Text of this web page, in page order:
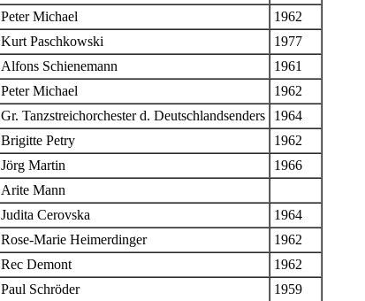
Peter Michael
1962
Kurt Paschkowski
1977
Alfons Schienemann
1961
Peter Michael
1962
Gr. Tanzstreichorchester d. Deutschlandsenders
1964
Brigitte Petry
1962
Jörg Martin
1966
Arite Mann
Judita Cerovska
1964
Rose-Marie Heimerdinger
1962
Rec Demont
1962
Paul Schröder 1959